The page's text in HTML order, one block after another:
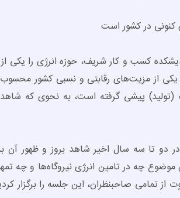
کنونی در کشور است
کسب و کار شریف، حوزه انرژی را یکی
یکی از مزیت‌های رقابتی و نسبی کشور
پیشی گرفته است، به نحوی که
در دو تا سه سال اخیر شاهد بروز و ظهور
موضوع چه در تامین انرژی نیروگاه‌ها و چه
تمامی صاحبنظران، این جلسه را برگزار